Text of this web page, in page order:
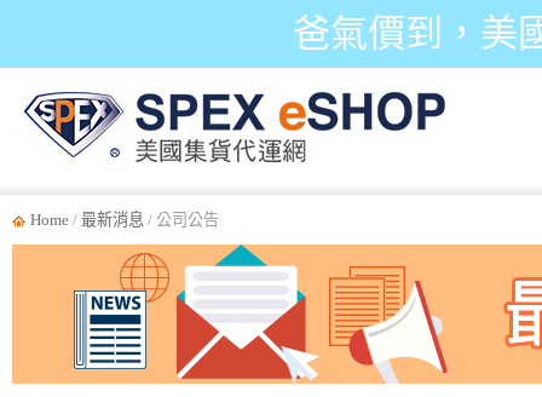
爸氣價到，美
Home / 最新消息 / 公司公告